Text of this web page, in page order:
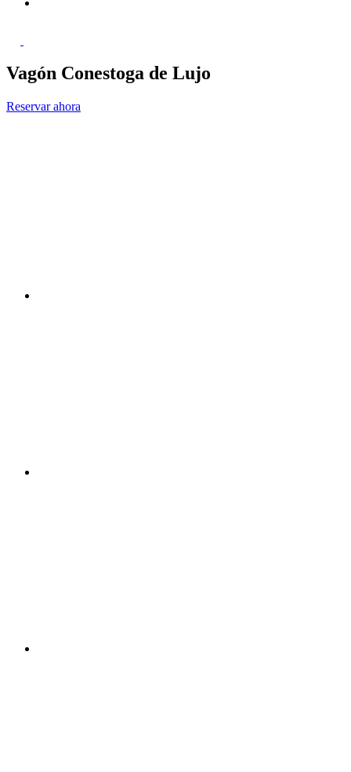
Vagón Conestoga de Lujo
Reservar ahora